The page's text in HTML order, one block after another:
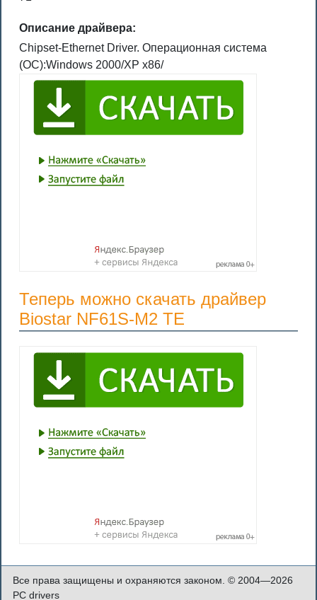
Описание драйвера:
Chipset-Ethernet Driver. Операционная система
(ОС):Windows 2000/XP x86/
Теперь можно скачать драйвер
Biostar NF61S-M2 TE
Все права защищены и охраняются законом. © 2004—2026
PC drivers